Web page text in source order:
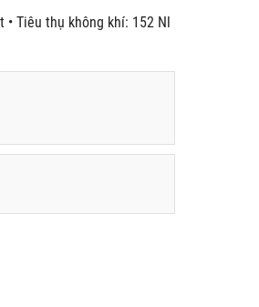
• Tiêu thụ không khí: 152 Nl